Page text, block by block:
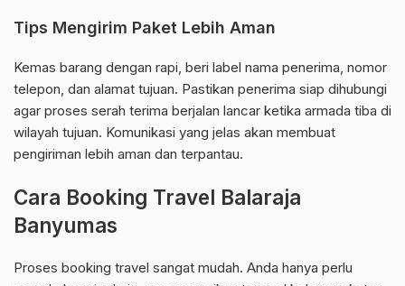
Tips Mengirim Paket Lebih Aman
Kemas barang dengan rapi, beri label nama penerima, nomor
telepon, dan alamat tujuan. Pastikan penerima siap dihubungi
agar proses serah terima berjalan lancar ketika armada tiba di
wilayah tujuan. Komunikasi yang jelas akan membuat
pengiriman lebih aman dan terpantau.
Cara Booking Travel Balaraja
Banyumas
Proses booking travel sangat mudah. Anda hanya perlu